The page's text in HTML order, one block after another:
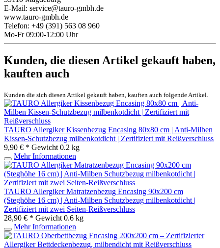
E-Mail: service@tauro-gmbh.de
www.tauro-gmbh.de
Telefon: +49 (391) 563 08 960
Mo-Fr 09:00-12:00 Uhr
Kunden, die diesen Artikel gekauft haben,
kauften auch
Kunden die sich diesen Artikel gekauft haben, kauften auch folgende Artikel.
TAURO Allergiker Kissenbezug Encasing 80x80 cm | Anti-Milben
Kissen-Schutzbezug milbenkotdicht | Zertifiziert mit Reißverschluss
9,90 € * Gewicht 0.2 kg
Mehr Informationen
TAURO Allergiker Matratzenbezug Encasing 90x200 cm
(Steghöhe 16 cm) | Anti-Milben Schutzbezug milbenkotdicht |
Zertifiziert mit zwei Seiten-Reißverschluss
28,90 € * Gewicht 0.6 kg
Mehr Informationen